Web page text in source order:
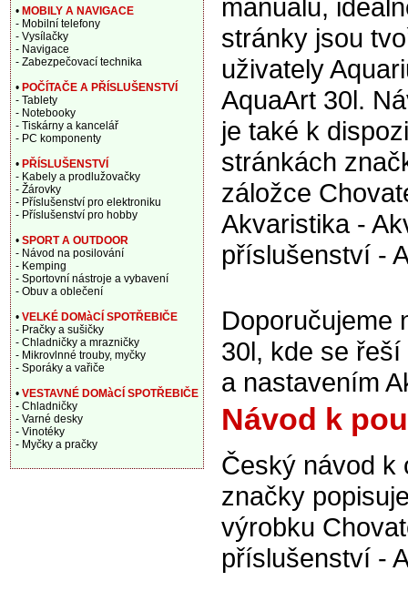
manuálu,
stránky jsou
uživately
AquaArt 30l.
je také k
stránkách
záložce
Akvaristika -
příslušenství -
Doporučujeme
30l, kde se
a nastavením
Návod k
Český návod k
značky
výrobku
příslušenství -
• MOBILY A NAVIGACE
- Mobilní telefony
- Vysílačky
- Navigace
- Zabezpečovací technika
• POČÍTAČE A PŘÍSLUŠENSTVÍ
- Tablety
- Notebooky
- Tiskárny a kancelář
- PC komponenty
• PŘÍSLUŠENSTVÍ
- Kabely a prodlužovačky
- Žárovky
- Příslušenství pro elektroniku
- Příslušenství pro hobby
• SPORT A OUTDOOR
- Návod na posilování
- Kemping
- Sportovní nástroje a vybavení
- Obuv a oblečení
• VELKÉ DOMàCÍ SPOTŘEBIČE
- Pračky a sušičky
- Chladničky a mrazničky
- Mikrovlnné trouby, myčky
- Sporáky a vařiče
• VESTAVNÉ DOMàCÍ SPOTŘEBIČE
- Chladničky
- Varné desky
- Vinotéky
- Myčky a pračky